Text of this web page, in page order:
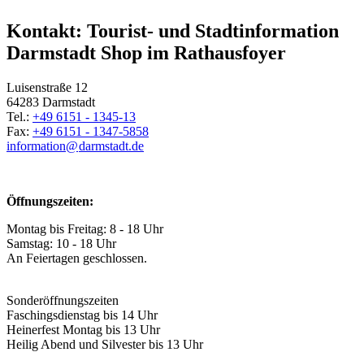
Kontakt: Tourist- und Stadtinformation
Darmstadt Shop im Rathausfoyer
Luisenstraße 12
64283 Darmstadt
Tel.: +49 6151 - 1345-13
Fax: +49 6151 - 1347-5858
information@darmstadt.de
Öffnungszeiten:
Montag bis Freitag: 8 - 18 Uhr
Samstag: 10 - 18 Uhr
An Feiertagen geschlossen.
Sonderöffnungszeiten
Faschingsdienstag bis 14 Uhr
Heinerfest Montag bis 13 Uhr
Heilig Abend und Silvester bis 13 Uhr